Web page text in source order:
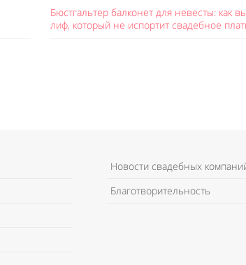
Бюстгальтер балконет для невесты: как
лиф, который не испортит свадебное
Новости свадебных
Благотворительность